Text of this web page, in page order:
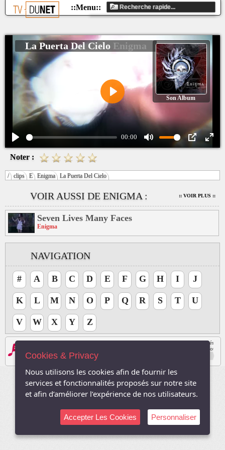
Play
00:00
Mute PIP
Play
La Puerta Del Cielo Enigma
Son Album
/ clips E Enigma La Puerta Del Cielo
VOIR AUSSI DE ENIGMA : :: VOIR PLUS ::
Seven Lives Many Faces
Enigma
NAVIGATION
# A B C D E F G H I J
K L M N O P Q R S T U
V W X Y Z
Noter :
Les logos, Media , marques, et iconographies relatifs à toutes autres sociétés,
Le site respecte le droit d'auteur. Tous les droits des auteurs des oeuvres
Sauf autorisation, toute utilisation des oeuvres autres que la reproduction et la
2003-2026, TVDuNet.com -
Cookies & Privacy
Nous utilisons les cookies afin de fournir les
services et fonctionnalités proposés sur notre site
et afin d’améliorer l’expérience de nos utilisateurs.
Accepter Les Cookies Personnaliser